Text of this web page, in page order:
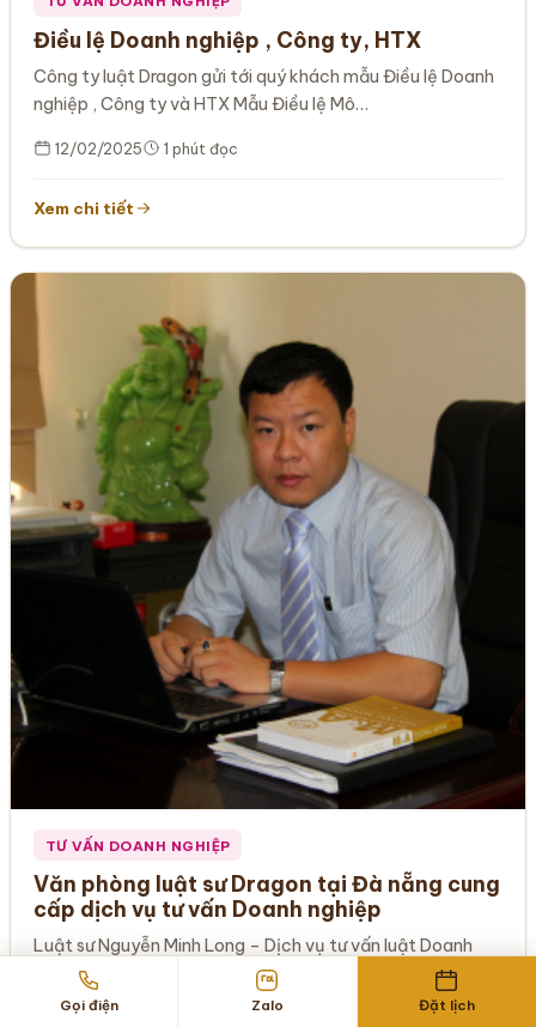
Điều lệ Doanh nghiệp , Công ty, HTX
Công ty luật Dragon gửi tới quý khách mẫu Điều lệ Doanh
nghiệp , Công ty và HTX Mẫu Điều lệ Mô…
12/02/2025 1 phút đọc
Xem chi tiết
TƯ VẤN DOANH NGHIỆP
Văn phòng luật sư Dragon tại Đà nẵng cung
cấp dịch vụ tư vấn Doanh nghiệp
Luật sư Nguyễn Minh Long – Dịch vụ tư vấn luật Doanh
nghiệp là những bước tiến của Công ty Luật Dragon…
12/02/2025
Gọi điện Zalo Đặt lịch